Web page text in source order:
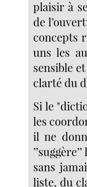
plaisir à
de
concepts
uns les
sensible
clarté du
Si le
les
il ne
sans
liste, du